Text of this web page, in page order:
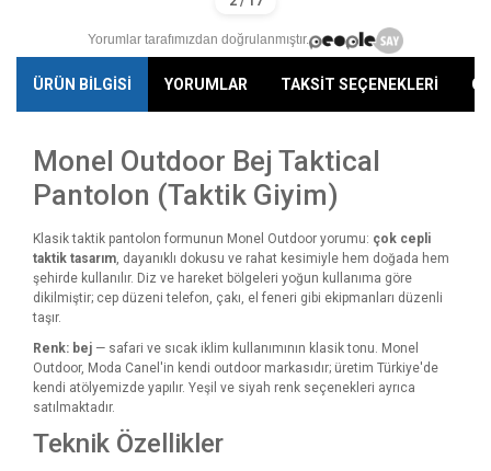
Yorumlar tarafımızdan doğrulanmıştır.
ÜRÜN BİLGİSİ YORUMLAR TAKSİT SEÇENEKLERİ
Monel Outdoor Bej Taktical
Pantolon (Taktik Giyim)
Klasik taktik pantolon formunun Monel Outdoor yorumu: çok cepli
taktik tasarım, dayanıklı dokusu ve rahat kesimiyle hem doğada hem
şehirde kullanılır. Diz ve hareket bölgeleri yoğun kullanıma göre
dikilmiştir; cep düzeni telefon, çakı, el feneri gibi ekipmanları düzenli
taşır.
Renk: bej — safari ve sıcak iklim kullanımının klasik tonu. Monel
Outdoor, Moda Canel'in kendi outdoor markasıdır; üretim Türkiye'de
kendi atölyemizde yapılır. Yeşil ve siyah renk seçenekleri ayrıca
satılmaktadır.
Teknik Özellikler